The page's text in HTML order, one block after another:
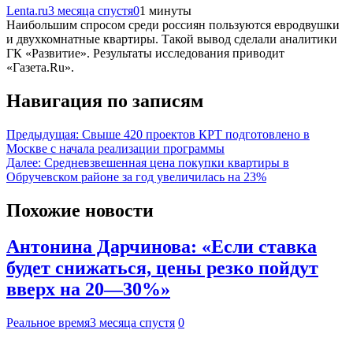
Lenta.ru3 месяца спустя01 минуты
Наибольшим спросом среди россиян пользуются евродвушки
и двухкомнатные квартиры. Такой вывод сделали аналитики
ГК «Развитие». Результаты исследования приводит
«Газета.Ru».
Навигация по записям
Предыдущая: Свыше 420 проектов КРТ подготовлено в
Москве с начала реализации программы
Далее: Средневзвешенная цена покупки квартиры в
Обручевском районе за год увеличилась на 23%
Похожие новости
Антонина Дарчинова: «Если ставка
будет снижаться, цены резко пойдут
вверх на 20—30%»
Реальное время3 месяца спустя 0